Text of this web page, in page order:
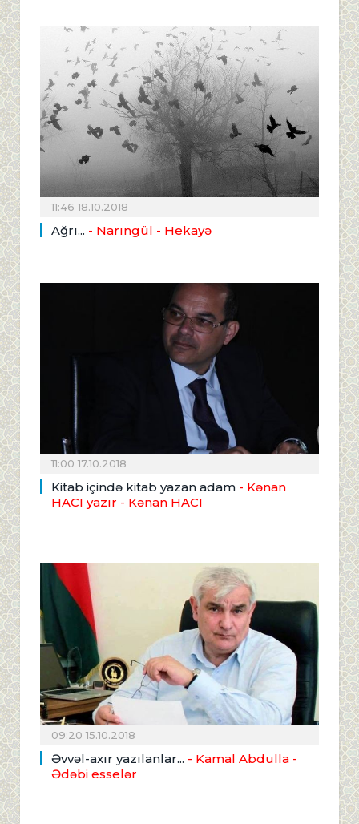
11:46 18.10.2018
Ağrı... - Narıngül - Hekayə
11:00 17.10.2018
Kitab içində kitab yazan adam - Kənan
HACI yazır - Kənan HACI
09:20 15.10.2018
Əvvəl-axır yazılanlar... - Kamal Abdulla -
Ədəbi esselər